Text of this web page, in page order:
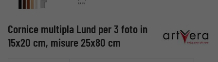
Cornice multipla Lund per 3 foto in
15x20 cm, misure 25x80 cm